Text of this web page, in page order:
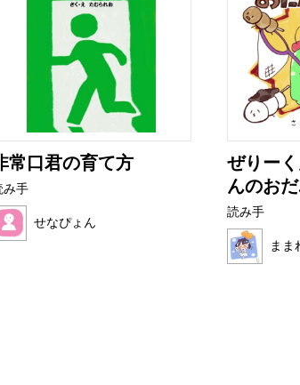
常口君の育て方
み手
せなぴょん
ぜりー
んのおだ
読み手
まま